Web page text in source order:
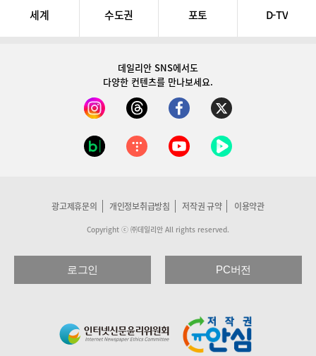
세계 수도권 포토 D-TV
데일리안 SNS에서도
다양한 컨텐츠를 만나보세요.
광고제휴문의 개인정보취급방침 저작권 규약 이용약관
Copyright ⓒ ㈜데일리안 All rights reserved.
로그인 PC버전